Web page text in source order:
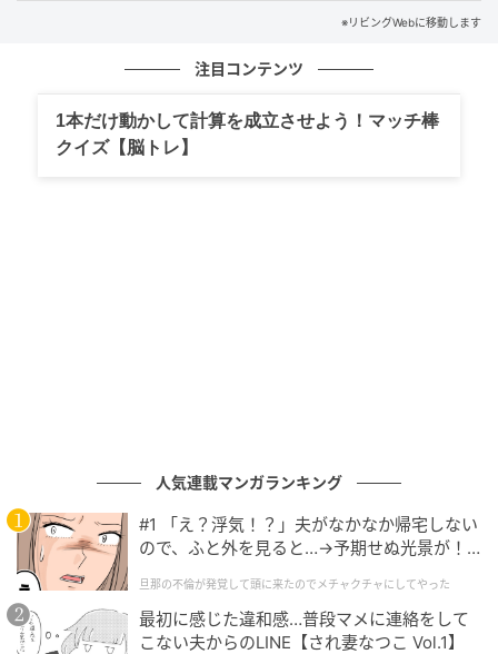
※リビングWebに移動します
注目コンテンツ
1本だけ動かして計算を成立させよう！マッチ棒
クイズ【脳トレ】
人気連載マンガランキング
#1 「え？浮気！？」夫がなかなか帰宅しない
ので、ふと外を見ると…→予期せぬ光景が！
クチャにしてやった
旦那の不倫が発覚して頭に来たのでメチャクチャにしてやった
最初に感じた違和感…普段マメに連絡をして
こない夫からのLINE【され妻なつこ Vol.1】